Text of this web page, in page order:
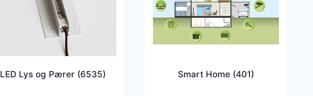
LED Lys og Pærer (6535) Smart Home (401)